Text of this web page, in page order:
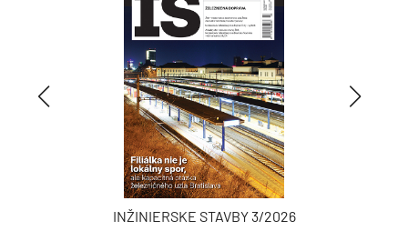
INŽINIERSKE STAVBY 3/2026